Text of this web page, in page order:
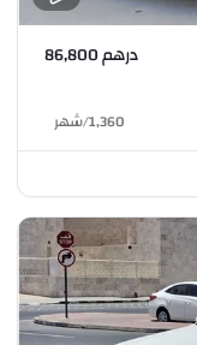
درهم 86,800
1,360
/شهر